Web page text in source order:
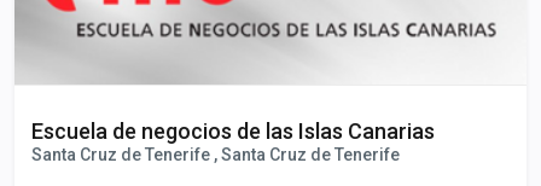
Escuela de negocios de las Islas Canarias
Santa Cruz de Tenerife , Santa Cruz de Tenerife